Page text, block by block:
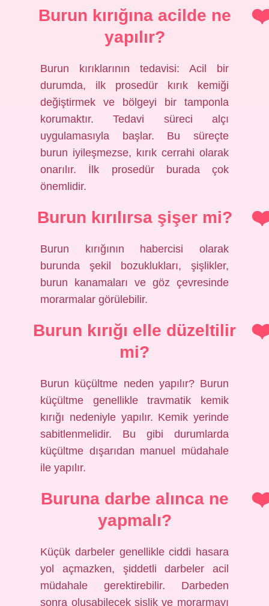
Burun kırığına acilde ne
yapılır?
Burun kırıklarının tedavisi: Acil bir
durumda, ilk prosedür kırık kemiği
değiştirmek ve bölgeyi bir tamponla
korumaktır. Tedavi süreci alçı
uygulamasıyla başlar. Bu süreçte
burun iyileşmezse, kırık cerrahi olarak
onarılır. İlk prosedür burada çok
önemlidir.
Burun kırılırsa şişer mi?
Burun kırığının habercisi olarak
burunda şekil bozuklukları, şişlikler,
burun kanamaları ve göz çevresinde
morarmalar görülebilir.
Burun kırığı elle düzeltilir
mi?
Burun küçültme neden yapılır? Burun
küçültme genellikle travmatik kemik
kırığı nedeniyle yapılır. Kemik yerinde
sabitlenmelidir. Bu gibi durumlarda
küçültme dışarıdan manuel müdahale
ile yapılır.
Buruna darbe alınca ne
yapmalı?
Küçük darbeler genellikle ciddi hasara
yol açmazken, şiddetli darbeler acil
müdahale gerektirebilir. Darbeden
sonra oluşabilecek şişlik ve morarmayı